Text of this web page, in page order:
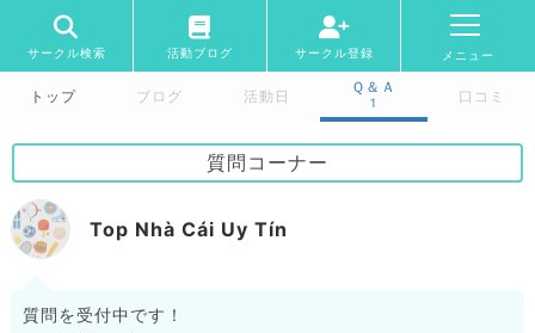
サークル検索 活動ブログ サークル登録 メニュー
トップ ブログ 活動日
Ｑ＆Ａ
1 口コミ
質問コーナー
Top Nhà Cái Uy Tín
質問を受付中です！